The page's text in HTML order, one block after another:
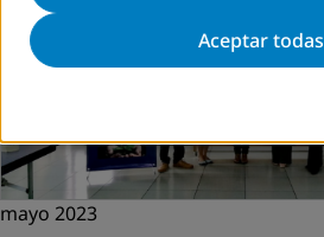
mayo 2023
Aceptar todas